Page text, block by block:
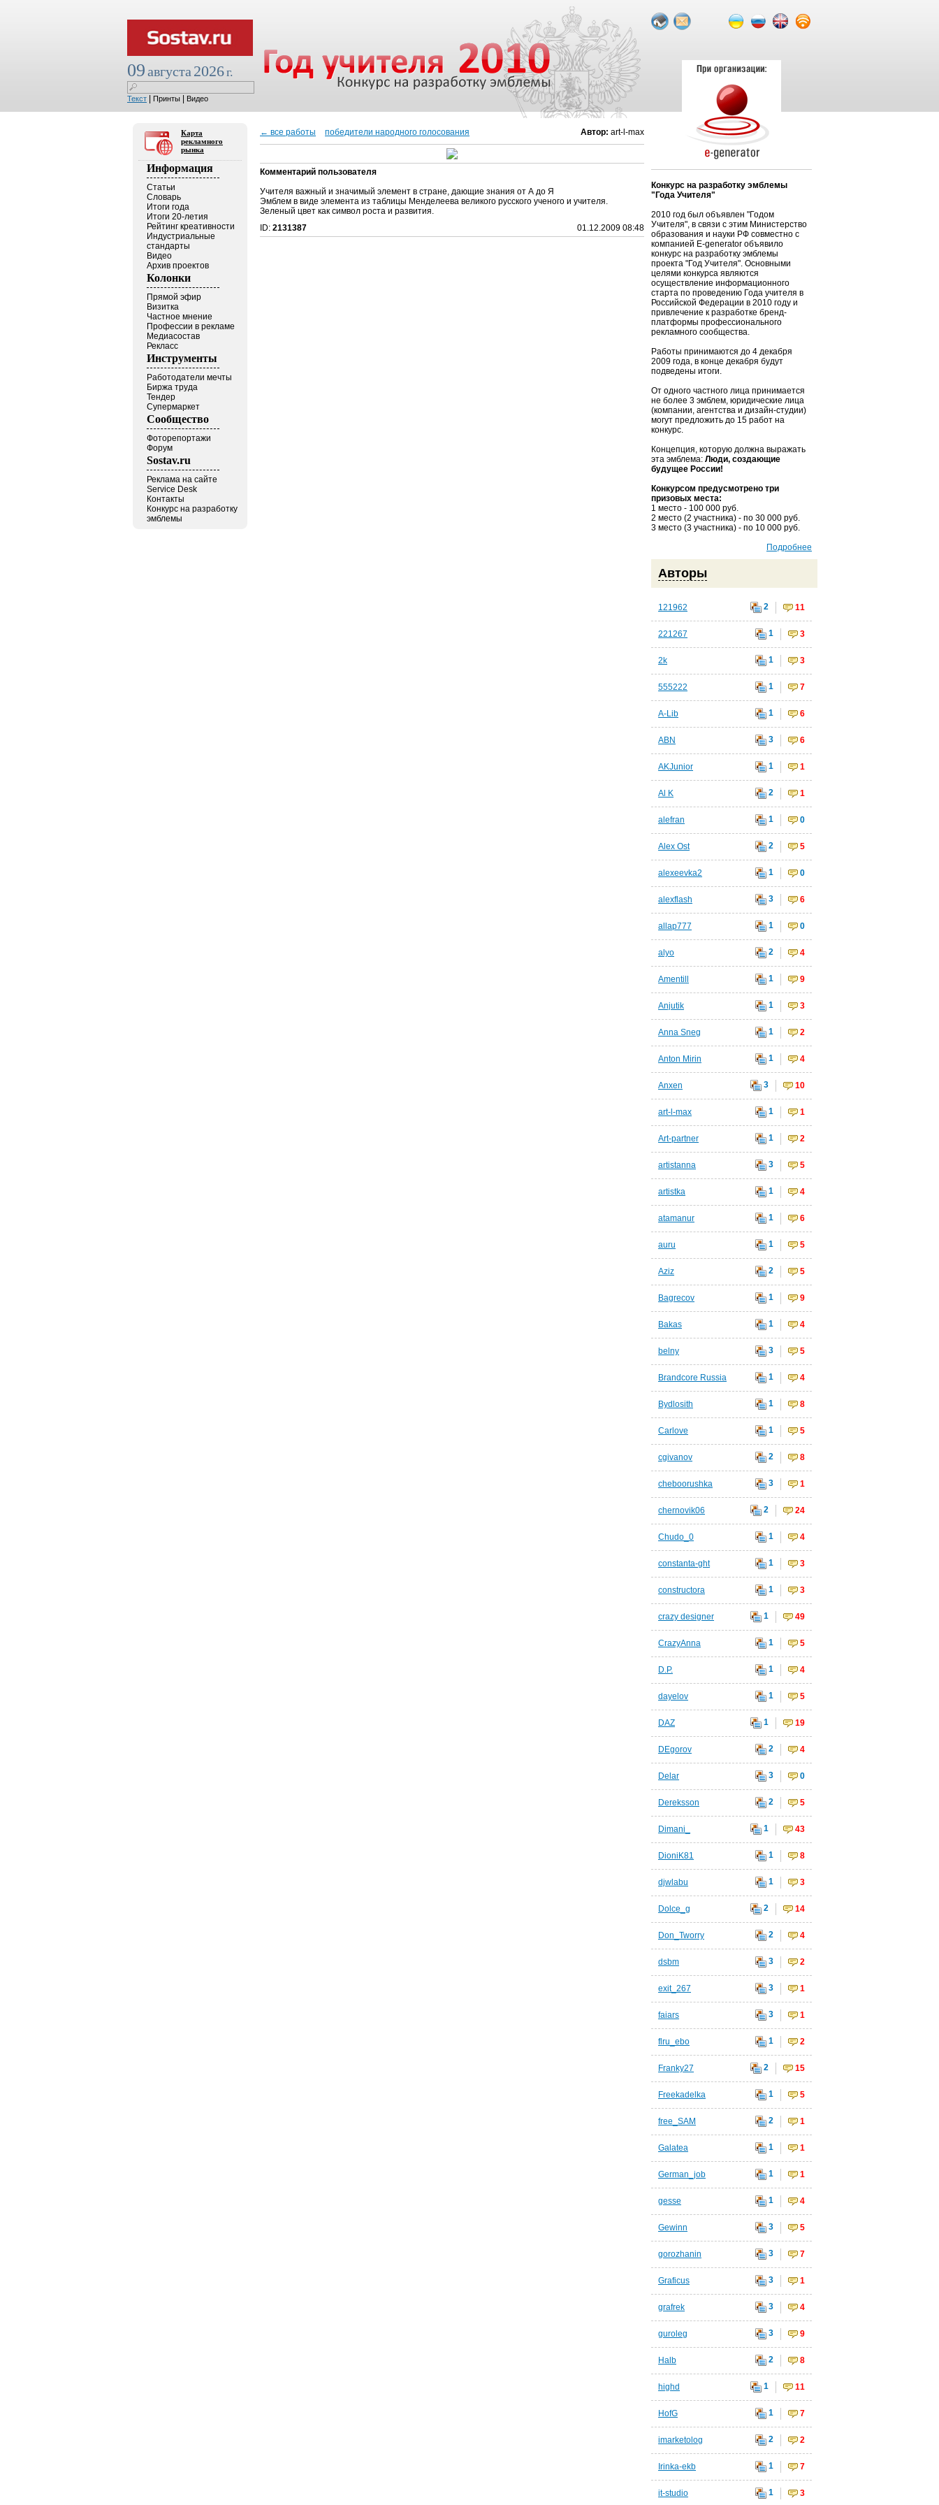
09августа 2026г.
Текст Принты Видео
Карта
рекламного
рынка
Информация
Статьи
Словарь
Итоги года
Итоги 20-летия
Рейтинг креативности
Индустриальные
стандарты
Видео
Архив проектов
Колонки
Прямой эфир
Визитка
Частное мнение
Профессии в рекламе
Медиасостав
Рекласс
Инструменты
Работодатели мечты
Биржа труда
Тендер
Супермаркет
Сообщество
Фоторепортажи
Форум
Sostav.ru
Реклама на сайте
Service Desk
Контакты
Конкурс на разработку
эмблемы
Автор: art-l-max
← все работы победители народного голосования
Комментарий пользователя
Учителя важный и значимый элемент в стране, дающие знания от А до Я
Эмблем в виде элемента из таблицы Менделеева великого русского ученого и учителя.
Зеленый цвет как символ роста и развития.
01.12.2009 08:48
ID: 2131387
Конкурс на разработку эмблемы
"Года Учителя"
2010 год был объявлен "Годом
Учителя", в связи с этим Министерство
образования и науки РФ совместно с
компанией E-generator объявило
конкурс на разработку эмблемы
проекта "Год Учителя". Основными
целями конкурса являются
осуществление информационного
старта по проведению Года учителя в
Российской Федерации в 2010 году и
привлечение к разработке бренд-
платформы профессионального
рекламного сообщества.
Работы принимаются до 4 декабря
2009 года, в конце декабря будут
подведены итоги.
От одного частного лица принимается
не более 3 эмблем, юридические лица
(компании, агентства и дизайн-студии)
могут предложить до 15 работ на
конкурс.
Концепция, которую должна выражать
эта эмблема: Люди, создающие
будущее России!
Конкурсом предусмотрено три
призовых места:
1 место - 100 000 руб.
2 место (2 участника) - по 30 000 руб.
3 место (3 участника) - по 10 000 руб.
Подробнее
Авторы
121962 2 11
221267 1 3
2k 1 3
555222 1 7
A-Lib 1 6
ABN 3 6
AKJunior 1 1
Al K 2 1
alefran 1 0
Alex Ost 2 5
alexeevka2 1 0
alexflash 3 6
allap777 1 0
alyo 2 4
Amentill 1 9
Anjutik 1 3
Anna Sneg 1 2
Anton Mirin 1 4
Anxen 3 10
art-l-max 1 1
Art-partner 1 2
artistanna 3 5
artistka 1 4
atamanur 1 6
auru 1 5
Aziz 2 5
Bagrecov 1 9
Bakas 1 4
belny 3 5
Brandcore Russia 1 4
Bydlosith 1 8
Carlove 1 5
cgivanov 2 8
cheboorushka 3 1
chernovik06 2 24
Chudo_0 1 4
constanta-ght 1 3
constructora 1 3
crazy designer 1 49
CrazyAnna 1 5
D.P. 1 4
dayelov 1 5
DAZ 1 19
DEgorov 2 4
Delar 3 0
Dereksson 2 5
Dimani_ 1 43
DioniK81 1 8
djwlabu 1 3
Dolce_g 2 14
Don_Tworry 2 4
dsbm 3 2
exit_267 3 1
faiars 3 1
flru_ebo 1 2
Franky27 2 15
Freekadelka 1 5
free_SAM 2 1
Galatea 1 1
German_job 1 1
gesse 1 4
Gewinn 3 5
gorozhanin 3 7
Graficus 3 1
grafrek 3 4
guroleg 3 9
Halb 2 8
highd 1 11
HofG 1 7
imarketolog 2 2
Irinka-ekb 1 7
it-studio 1 3